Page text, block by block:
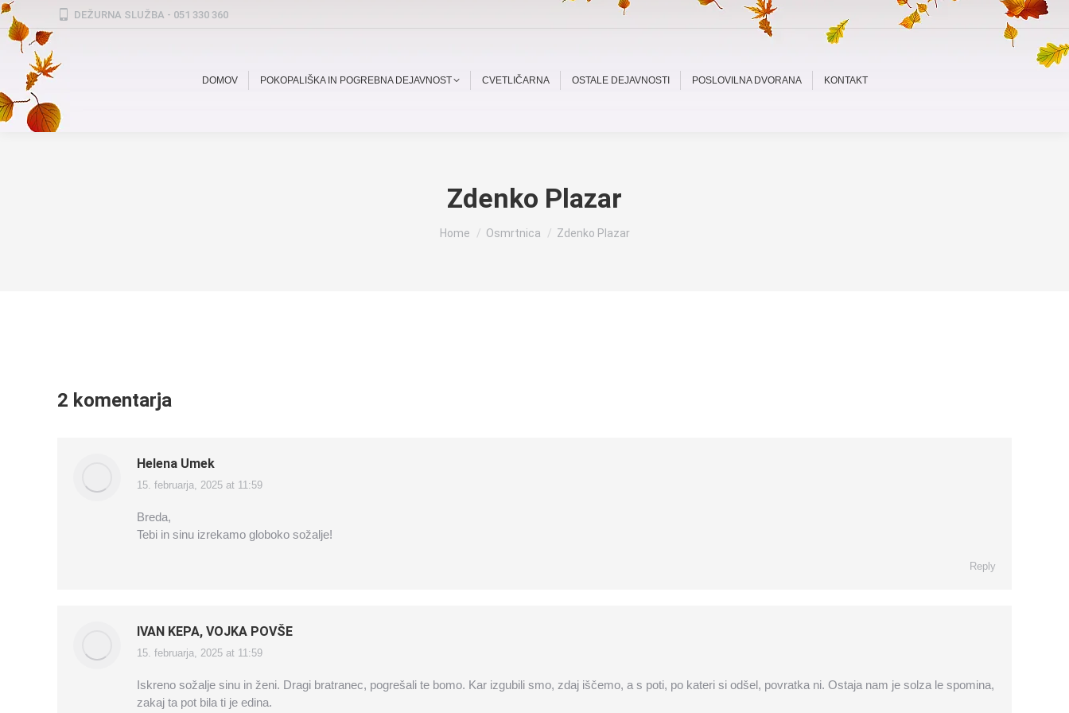
DEŽURNA SLUŽBA - 051 330 360
DOMOV POKOPALIŠKA IN POGREBNA DEJAVNOST CVETLIČARNA OSTALE DEJAVNOSTI POSLOVILNA DVORANA KONTAKT
Zdenko Plazar
You are here:
Home Osmrtnica Zdenko Plazar
2 komentarja
Helena Umek
says:
15. februarja, 2025 at 11:59
Breda,
Tebi in sinu izrekamo globoko sožalje!
Reply
IVAN KEPA, VOJKA POVŠE
says:
15. februarja, 2025 at 11:59
Iskreno sožalje sinu in ženi. Dragi bratranec, pogrešali te bomo. Kar izgubili smo, zdaj iščemo, a s poti, po kateri si odšel, povratka ni. Ostaja nam je solza le spomina,
zakaj ta pot bila ti je edina.